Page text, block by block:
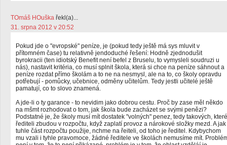
TOmáš HOuška řekl(a)...
31. srpna 2012 v 20:52
Pokud jde o "evropské" peníze, je (pokud tedy ještě má sys mluvit v
přítomném čase) tu relativně jendoduché řešení: Hodně zjednodušit
byrokracii (ten idiotský Benefit není befel z Bruselu, to vymysleli soudruzi u
nás), nastavit kritéria, co musí splnit škola, která si chce na peníze sáhnout a
peníze rozdat přímo školám a to ne na nesmysl, ale na to, co školy opravdu
potřebují - pomůcky, učebnice, odměny učitelům. Tedy jestli učitelé ještě
pamatují, co to slovo znamená.
A jde-li o ty garance - to nevidim jako dobrou cestu. Proč by zase měl někdo
na mšmt rozhodovat o tom, jak škola bude zacházet se svými penězi?
Podstatné je, že školy musí mít dostatek "volných" penez, tedy takových, které
řediteli zbudou v rozpočtu, když zaplatí provoz a nárokové složky mezd. A jak
tuhle část rozpočtu použije, nchme na řeiteli, od toho je ředitel. Kdybychom
mu vzali i tyhle pravomoce, žádné ředitele ve školách nemusíme mít.